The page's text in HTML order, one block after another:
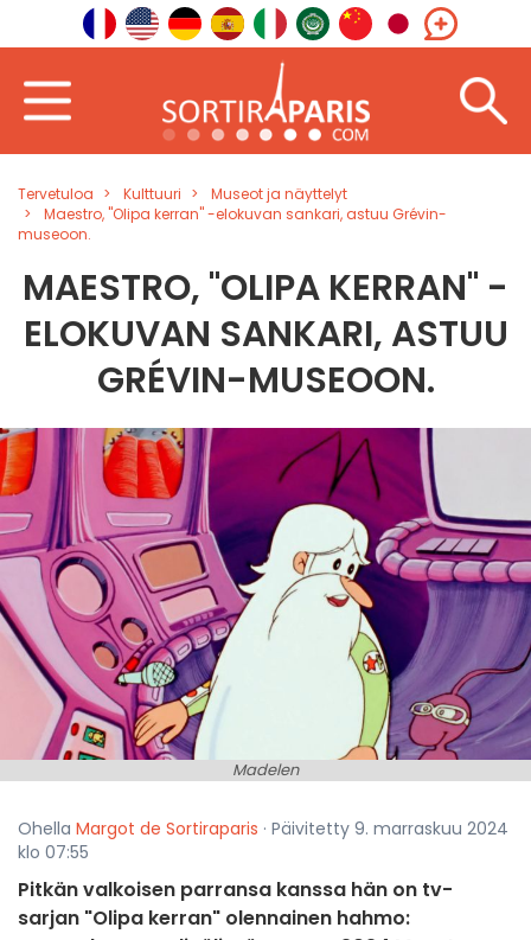
Tervetuloa Kulttuuri
Museot ja näyttelyt
Maestro, "Olipa kerran" -elokuvan sankari, astuu Grévin-
museoon.
MAESTRO, "OLIPA KERRAN" -
ELOKUVAN SANKARI, ASTUU
GRÉVIN-MUSEOON.
Madelen
Ohella Margot de Sortiraparis · Päivitetty 9. marraskuu 2024
klo 07:55
Pitkän valkoisen parransa kanssa hän on tv-
sarjan "Olipa kerran" olennainen hahmo: